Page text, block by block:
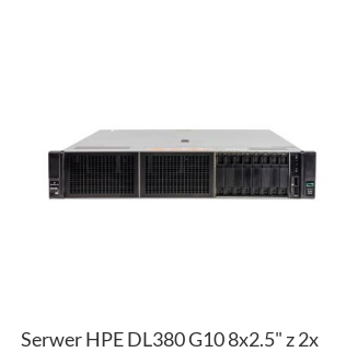
Serwer HPE DL380 G10 8x2.5" z 2x